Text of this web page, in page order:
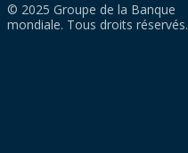
© 2025 Groupe de la Banque
mondiale. Tous droits réservés.